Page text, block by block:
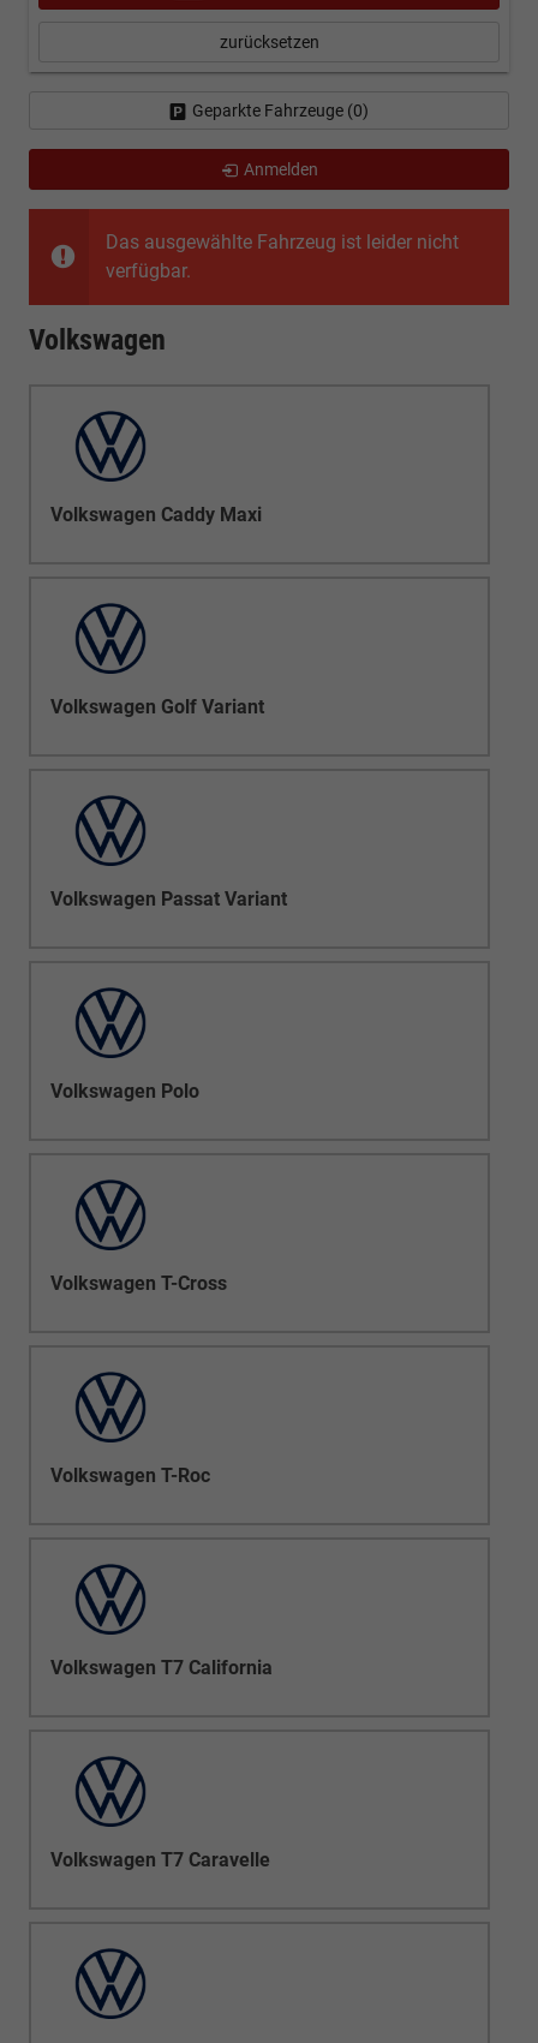
Das ausgewählte Fahrzeug ist leider nicht
verfügbar.
Volkswagen
Volkswagen Caddy Maxi
Volkswagen Golf Variant
Volkswagen Passat Variant
Volkswagen Polo
Volkswagen T-Cross
Volkswagen T-Roc
Volkswagen T7 California
Volkswagen T7 Caravelle
zurücksetzen
Geparkte Fahrzeuge (0)
Anmelden